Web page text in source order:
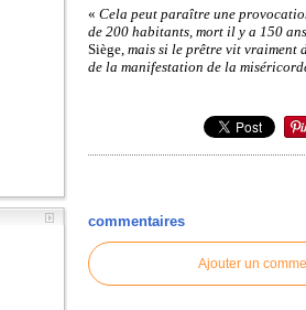
«Cela peut paraître une
de 200 habitants, mort il y a 150 ans
Siège,mais si le prêtre vit vraiment
de la manifestation de la
commentaires
Ajouter un